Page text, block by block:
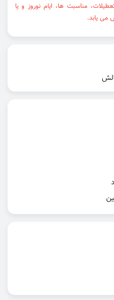
مناسبت ها، ایام نوروز و یا
می یابد.